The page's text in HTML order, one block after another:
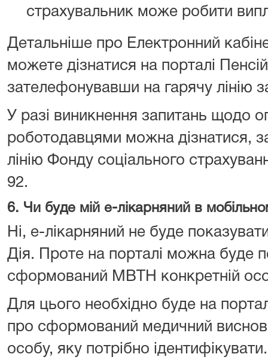
страхувальник може робити
Детальніше про Електронний
можете дізнатися на порталі
зателефонувавши на гарячу лінію
У разі виникнення запитань щодо
роботодавцями можна дізнатися,
лінію Фонду соціального
92.
6. Чи буде мій е-лікарняний в
Ні, е-лікарняний не буде
Дія. Проте на порталі можна буде
сформований МВТН конкретній
Для цього необхідно буде на
про сформований медичний
особу, яку потрібно ідентифікувати.